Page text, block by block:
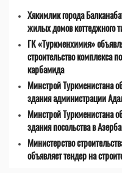
Хякимлик города
жилых домов коттеджного
ГК «Туркменхимия»
строительство комплекса
карбамида
Минстрой Туркменистана
здания администрации
Минстрой Туркменистана
здания посольства в
Министерство
объявляет тендер на